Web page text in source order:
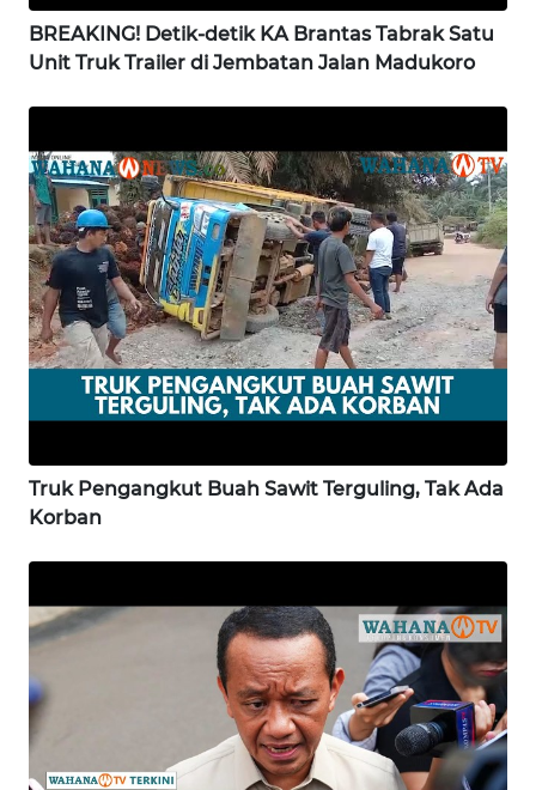
BREAKING! Detik-detik KA Brantas Tabrak Satu
Unit Truk Trailer di Jembatan Jalan Madukoro
Truk Pengangkut Buah Sawit Terguling, Tak Ada
Korban
WN
SUMBAR
SUMSEL
WN
BENGKULU
WN
LAMPUNG
WN
JATENG
WN
NUSANTARA
WN
BALI